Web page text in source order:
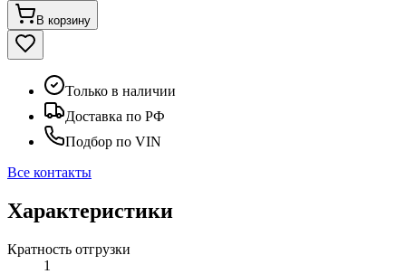
В корзину
Только в наличии
Доставка по РФ
Подбор по VIN
Все контакты
Характеристики
Кратность отгрузки
1